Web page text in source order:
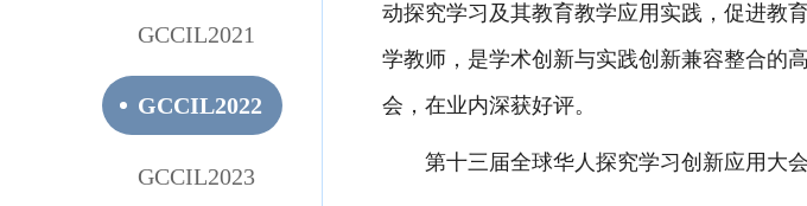
GCCIL2021
GCCIL2022
GCCIL2023
动探究学习及其教育教学应用实践，促进教
学教师，是学术创新与实践创新兼容整合的
会，在业内深获好评。
第十三届全球华人探究学习创新应用大